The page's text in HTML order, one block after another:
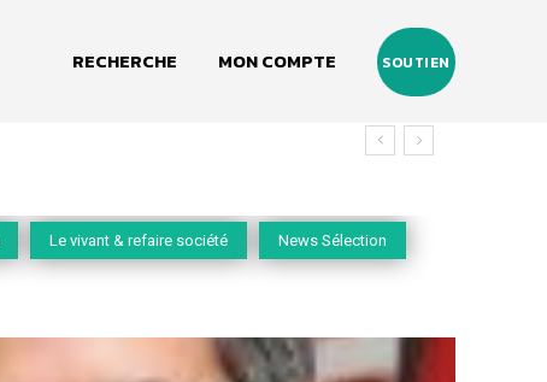
RECHERCHE MON COMPTE SOUTIEN
Le vivant & refaire société News Sélection